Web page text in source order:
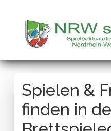
Spielen &
finden in